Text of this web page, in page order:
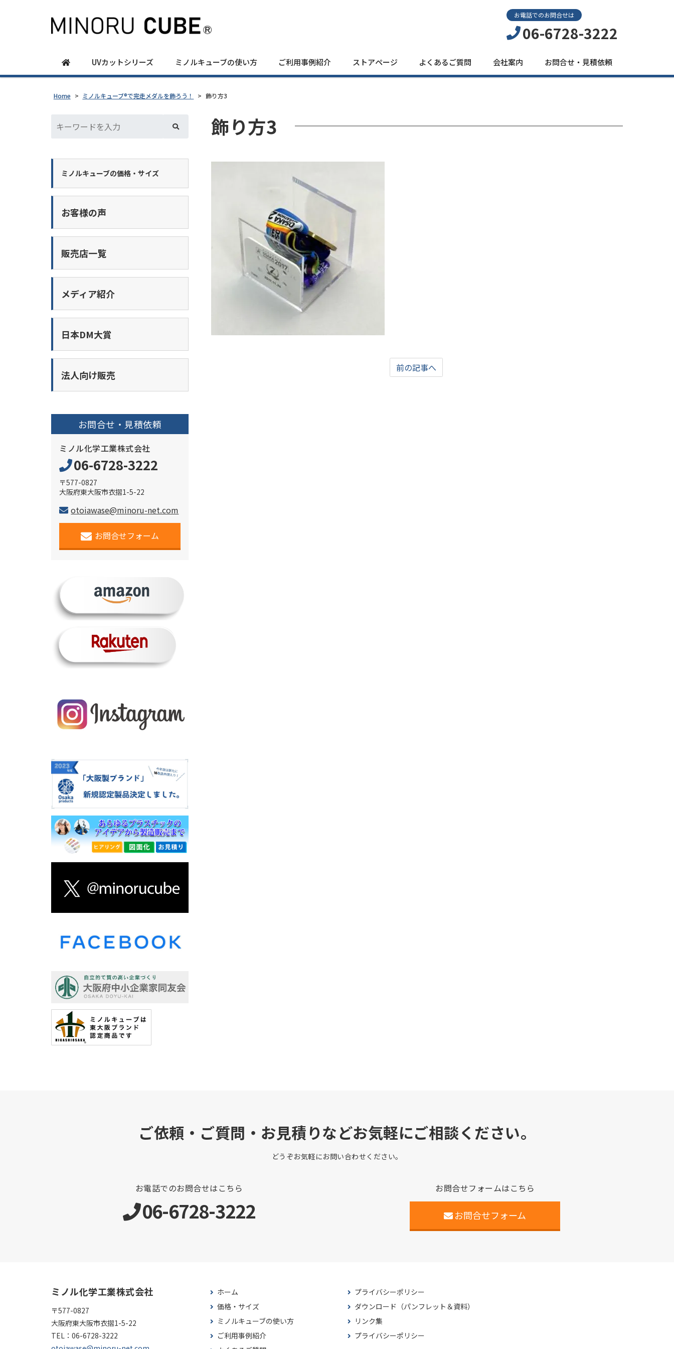
お電話でのお問合せは
06-6728-3222
UVカットシリーズ ミノルキューブの使い方 ご利用事例紹介 ストアページ よくあるご質問 会社案内 お問合せ・見積依頼
Home > ミノルキューブ®で完走メダルを飾ろう！ > 飾り方3
飾り方3
前の記事へ
ミノルキューブの価格・サイズ
お客様の声
販売店一覧
メディア紹介
日本DM大賞
法人向け販売
お問合せ・見積依頼
ミノル化学工業株式会社
06-6728-3222
〒577-0827
大阪府東大阪市衣摺1-5-22
otoiawase@minoru-net.com
お問合せフォーム
ご依頼・ご質問・お見積りなどお気軽にご相談ください。
どうぞお気軽にお問い合わせください。
お電話でのお問合せはこちら
06-6728-3222
お問合せフォームはこちら
お問合せフォーム
ミノル化学工業株式会社
〒577-0827
大阪府東大阪市衣摺1-5-22
TEL： 06-6728-3222
ホーム
価格・サイズ
ミノルキューブの使い方
ご利用事例紹介
プライバシーポリシー
ダウンロード（パンフレット＆資料）
リンク集
プライバシーポリシー